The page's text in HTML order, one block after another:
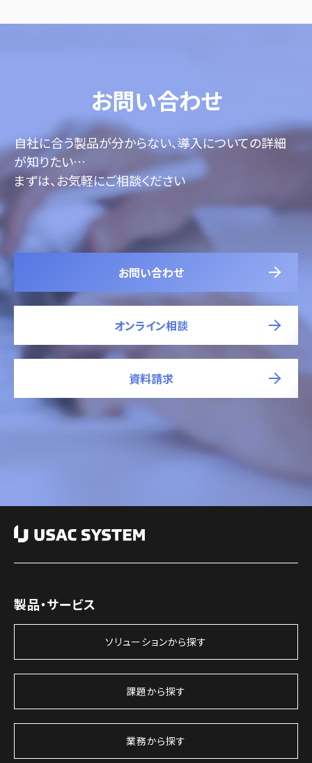
お問い合わせ
自社に合う製品が分からない、導入についての詳細
が知りたい…
まずは、お気軽にご相談ください
お問い合わせ
オンライン相談
資料請求
製品・サービス
ソリューションから探す
課題から探す
業務から探す